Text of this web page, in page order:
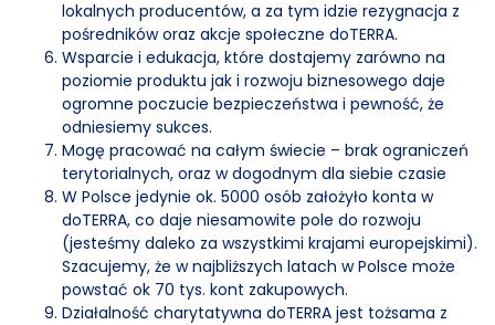
lokalnych producentów, a za tym idzie rezygnacja z
pośredników oraz akcje społeczne doTERRA.
Wsparcie i edukacja, które dostajemy zarówno na
poziomie produktu jak i rozwoju biznesowego daje
ogromne poczucie bezpieczeństwa i pewność, że
odniesiemy sukces.
Mogę pracować na całym świecie – brak ograniczeń
terytorialnych, oraz w dogodnym dla siebie czasie
W Polsce jedynie ok. 5000 osób założyło konta w
doTERRA, co daje niesamowite pole do rozwoju
(jesteśmy daleko za wszystkimi krajami europejskimi).
Szacujemy, że w najbliższych latach w Polsce może
powstać ok 70 tys. kont zakupowych.
Działalność charytatywna doTERRA jest tożsama z